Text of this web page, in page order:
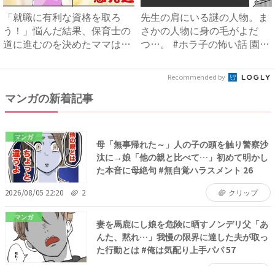
「就職に有利な資格を取ろ
う！」悩んだ結果、保育士の
道に進むのを決めたママは…
先生の肩にいる謎の人物。ま
さかの人物に身の毛がよだ
つ…。 #ホラ子の怖い話 園
Recommended by
マンガの新着記事
マンガ
母「無事帰れた～」人の子の頭を触り警察沙
汰に→娘「他の親と比べて…」初めて明かし
た本音に母絶句 #無自覚ハラスメント 26
2026/08/05 22:20 2 クリップ
マンガ
妻を馬鹿にし娘を危険に晒すノンデリ父「あ
んた、黙れ…」我慢の限界に達した夫が取っ
た行動とは #俺は気配り上手パパ 57